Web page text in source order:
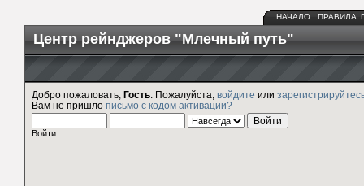
НАЧАЛО ПРАВИЛА
Центр рейнджеров "Млечный путь"
Добро пожаловать, Гость . Пожалуйста, войдите или
Вам не пришло письмо с кодом активации?
Войти